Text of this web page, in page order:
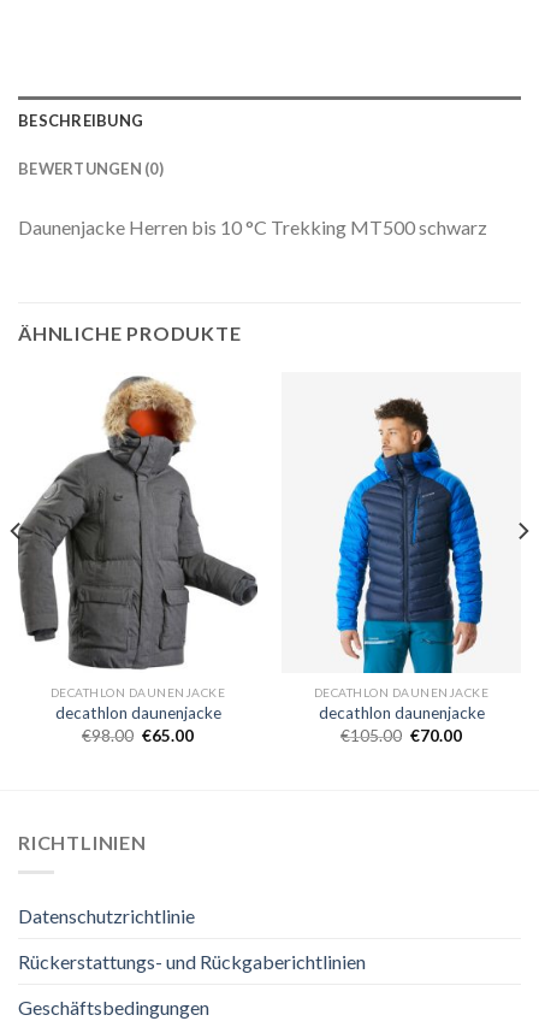
BESCHREIBUNG
BEWERTUNGEN (0)
Daunenjacke Herren bis 10 °C Trekking MT500 schwarz
ÄHNLICHE PRODUKTE
DECATHLON DAUNENJACKE
decathlon daunenjacke
€98.00 €65.00
DECATHLON DAUNENJACKE
decathlon daunenjacke
€105.00 €70.00
RICHTLINIEN
Datenschutzrichtlinie
Rückerstattungs- und Rückgaberichtlinien
Geschäftsbedingungen